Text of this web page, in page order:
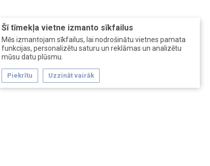
Šī tīmekļa vietne izmanto sīkfailus
Mēs izmantojam sīkfailus, lai nodrošinātu vietnes pamata
funkcijas, personalizētu saturu un reklāmas un analizētu
mūsu datu plūsmu.
Piekrītu Uzzināt vairāk